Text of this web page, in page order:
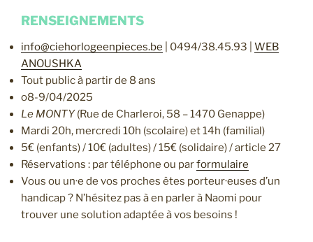
RENSEIGNEMENTS
info@ciehorlogeenpieces.be | 0494/38.45.93 | WEB
ANOUSHKA
Tout public à partir de 8 ans
o8-9/04/2025
Le MONTY(Rue de Charleroi, 58 – 1470 Genappe)
Mardi 20h, mercredi 10h (scolaire) et 14h (familial)
5€ (enfants) / 10€ (adultes) / 15€ (solidaire) / article 27
Réservations : par téléphone ou parformulaire
Vous ou un·e de vos proches êtes porteur·euses d’un
handicap ? N’hésitez pas à en parler à Naomi pour
trouver une solution adaptée à vos besoins !